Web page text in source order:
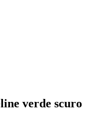
verde scuro